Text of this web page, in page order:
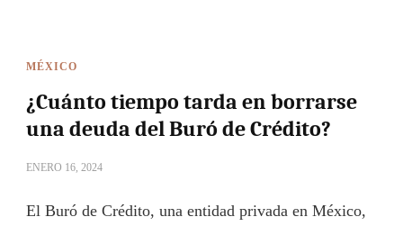
MÉXICO
¿Cuánto tiempo tarda en borrarse
una deuda del Buró de Crédito?
ENERO 16, 2024
El Buró de Crédito, una entidad privada en México,